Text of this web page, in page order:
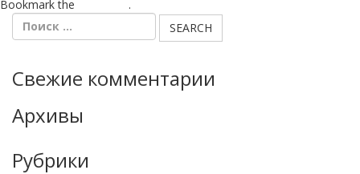
Bookmark the .
Свежие комментарии
Архивы
Рубрики